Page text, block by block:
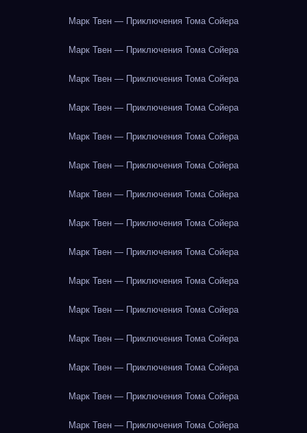
Марк Твен — Приключения Тома Сойера
Марк Твен — Приключения Тома Сойера
Марк Твен — Приключения Тома Сойера
Марк Твен — Приключения Тома Сойера
Марк Твен — Приключения Тома Сойера
Марк Твен — Приключения Тома Сойера
Марк Твен — Приключения Тома Сойера
Марк Твен — Приключения Тома Сойера
Марк Твен — Приключения Тома Сойера
Марк Твен — Приключения Тома Сойера
Марк Твен — Приключения Тома Сойера
Марк Твен — Приключения Тома Сойера
Марк Твен — Приключения Тома Сойера
Марк Твен — Приключения Тома Сойера
Марк Твен — Приключения Тома Сойера